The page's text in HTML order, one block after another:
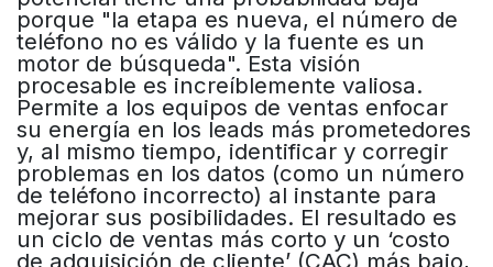
porque "la etapa es nueva, el número de
teléfono no es válido y la fuente es un
motor de búsqueda". Esta visión
procesable es increíblemente valiosa.
Permite a los equipos de ventas enfocar
su energía en los leads más prometedores
y, al mismo tiempo, identificar y corregir
problemas en los datos (como un número
de teléfono incorrecto) al instante para
mejorar sus posibilidades. El resultado es
un ciclo de ventas más corto y un ‘costo
de adquisición de cliente’ (CAC) más bajo,